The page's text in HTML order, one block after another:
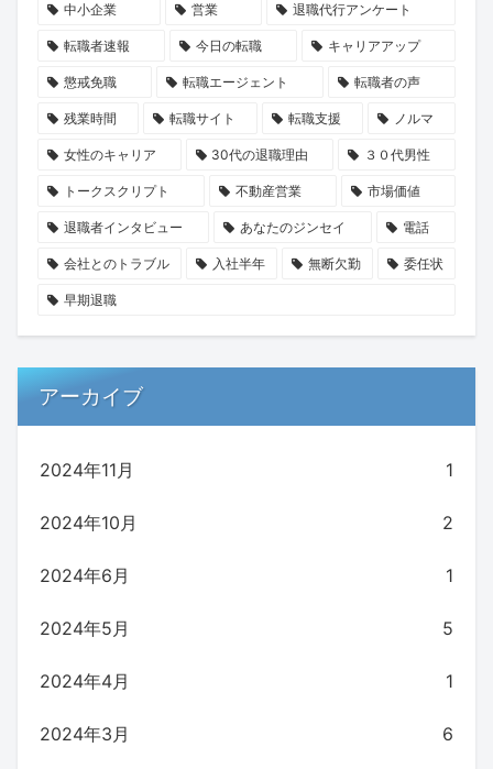
中小企業 営業 退職代行アンケート
転職者速報 今日の転職 キャリアアップ
懲戒免職 転職エージェント 転職者の声
残業時間 転職サイト 転職支援 ノルマ
女性のキャリア 30代の退職理由 ３０代男性
トークスクリプト 不動産営業 市場価値
退職者インタビュー あなたのジンセイ 電話
会社とのトラブル 入社半年 無断欠勤 委任状
早期退職
アーカイブ
2024年11月 1
2024年10月 2
2024年6月 1
2024年5月 5
2024年4月 1
2024年3月 6